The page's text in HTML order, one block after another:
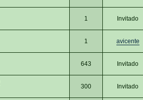
1 Invitado
1 avicente
643 Invitado
300 Invitado